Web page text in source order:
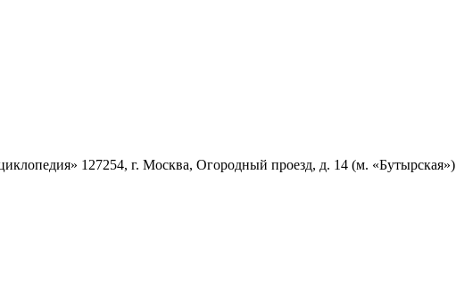
127254, г. Москва, Огородный проезд, д. 14 (м. «Бутырская»)